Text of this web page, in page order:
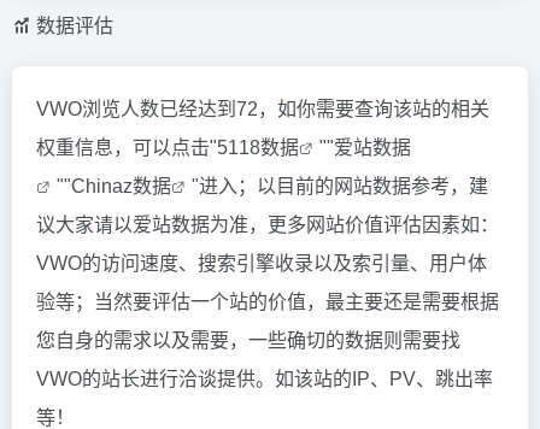
数据评估
VWO浏览人数已经达到72，如你需要查询该站的相关
权重信息，可以点击"5118数据 ""爱站数据
""Chinaz数据
"进入；以目前的网站数据参考，建
议大家请以爱站数据为准，更多网站价值评估因素如：
VWO的访问速度、搜索引擎收录以及索引量、用户体
验等；当然要评估一个站的价值，最主要还是需要根据
您自身的需求以及需要，一些确切的数据则需要找
VWO的站长进行洽谈提供。如该站的IP、PV、跳出率
等！